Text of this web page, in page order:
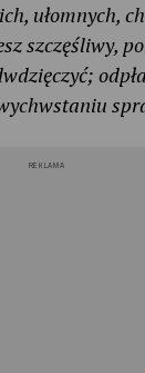
ułomnych,
szczęśliwy,
REKLAMA